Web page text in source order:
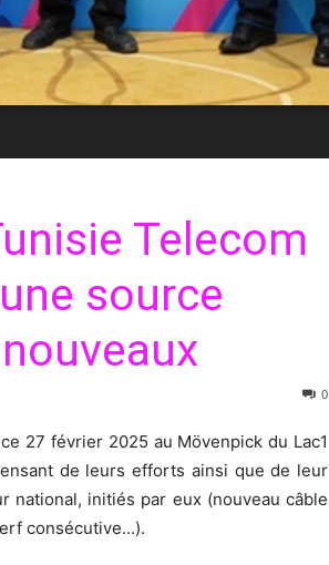
Telecom
source
0
27 février 2025 au Mövenpick du Lac1
de leurs efforts ainsi que de leur
national, initiés par eux (nouveau câble
consécutive…).